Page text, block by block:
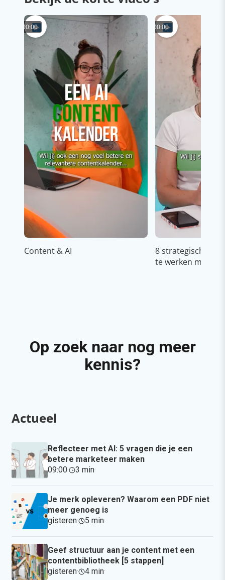
00:00
Content & AI
00:00
8 strategische
te werken met
Op zoek naar nog meer
kennis?
Actueel
Reflecteer met AI: 5 vragen die je een
betere marketeer maken
09:00· 3 min·
Je merk opleveren? Waarom een PDF niet
meer genoeg is
gisteren· 5 min·
Geef structuur aan je content met een
contentbibliotheek [5 stappen]
gisteren· 4 min·